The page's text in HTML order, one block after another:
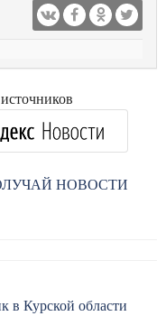
НОВОСТИ
в Курской области